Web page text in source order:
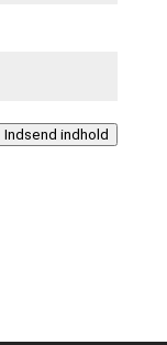
Indsend indhold